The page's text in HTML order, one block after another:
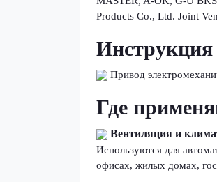
Products Co., Ltd. Joint
Инструкция
Привод
Где
Вентиляция и
Используются для
офисах, жилых домах,